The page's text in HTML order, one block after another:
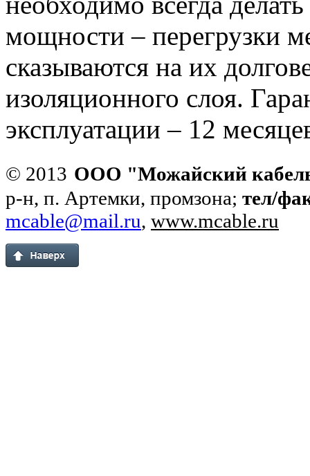
мощности – перегрузки
сказываются на их
изоляционного слоя.
эксплуатации – 12
© 2013 ООО "Можайский
р-н, п. Артемки, промзона; тел/
mcable@mail.ru, www.mcable.ru